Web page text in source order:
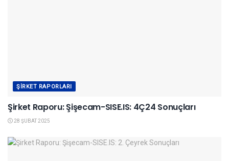
ŞIRKET RAPORLARI
Şirket Raporu: Şişecam-SISE.IS: 4Ç24 Sonuçları
28 ŞUBAT 2025